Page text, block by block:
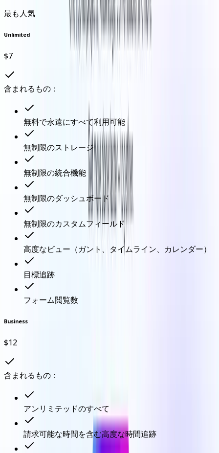
最も人気
Unlimited
$7
含まれるもの：
無料で永遠にすべて利用可能
無制限のストレージ
無制限の統合機能
無制限のダッシュボード
無制限のカスタムフィールド
高度なビュー（ガント、タイムライン、カレンダー）
目標追跡
フォーム閲覧数
Business
$12
含まれるもの：
アンリミテッドのすべて
請求可能な時間を含む高度な時間追跡